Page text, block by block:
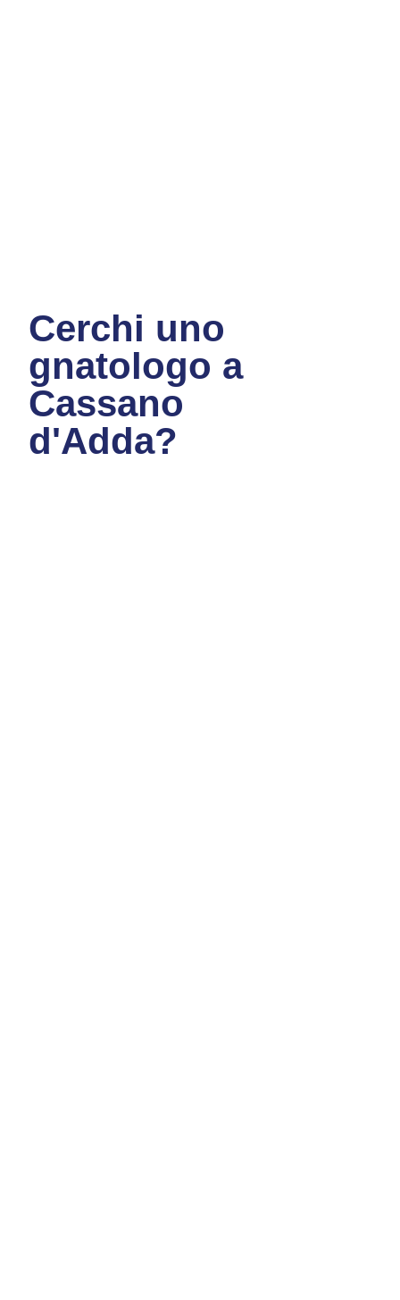
Cerchi uno
gnatologo a
Cassano
d'Adda?